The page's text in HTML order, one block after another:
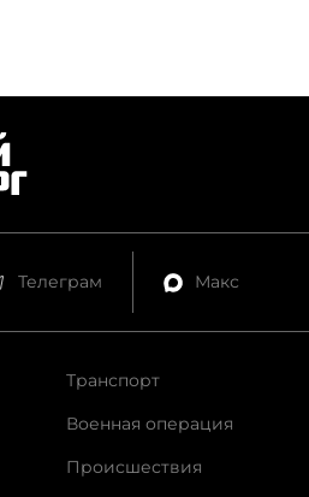
Телеграм Макс
Транспорт
Военная операция
Происшествия